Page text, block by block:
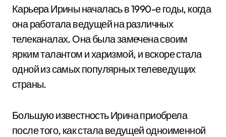
Карьера Ирины началась в 1990-е годы, когда
она работала ведущей на различных
телеканалах. Она была замечена своим
ярким талантом и харизмой, и вскоре стала
одной из самых популярных телеведущих
страны.
Большую известность Ирина приобрела
после того, как стала ведущей одноименной